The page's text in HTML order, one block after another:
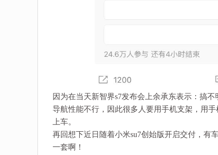
因为在当天新智界s7发布会上余承东表示：搞
导航性能不行，因此很多人要用手机支架，用
上车。
再回想下近日随着小米su7创始版开启交付，有
一套啊！